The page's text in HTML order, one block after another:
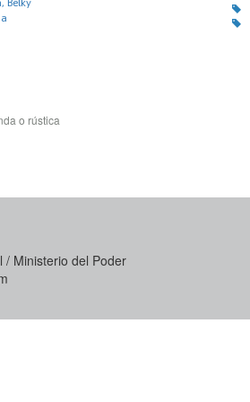
Belky
o rústica
/ Ministerio del Poder